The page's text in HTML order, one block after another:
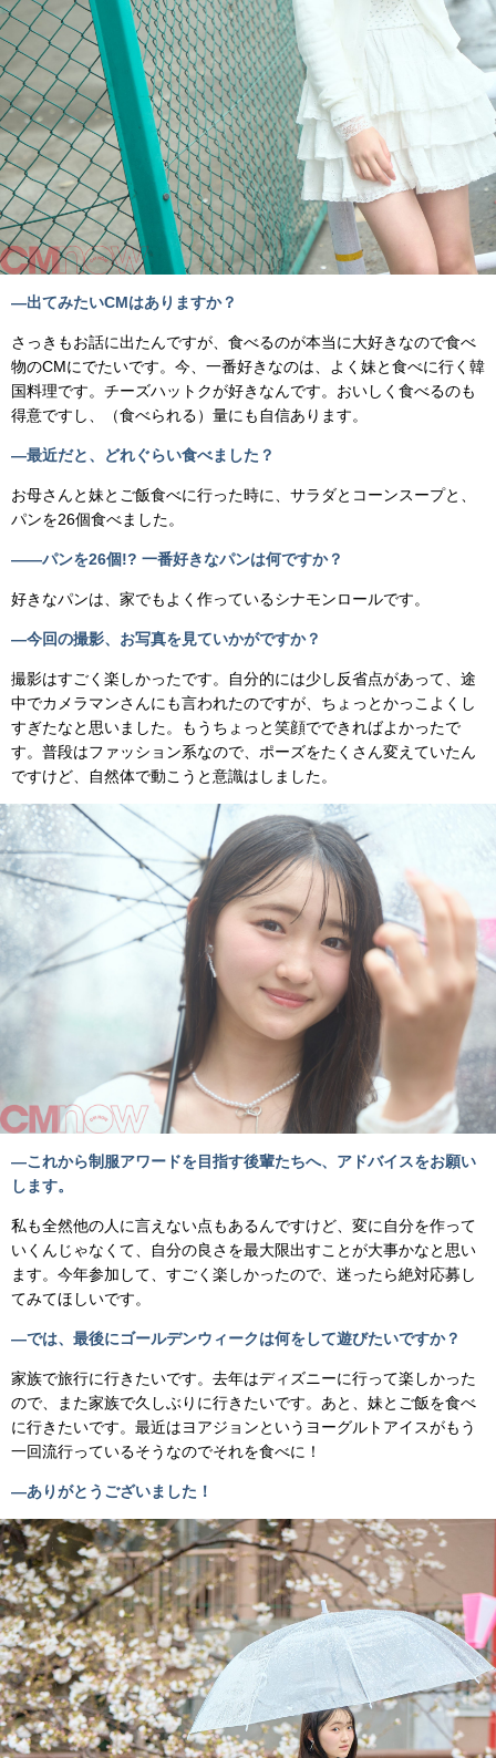
―出てみたいCMはありますか？
さっきもお話に出たんですが、食べるのが本当に大好きなので食べ
物のCMにでたいです。今、一番好きなのは、よく妹と食べに行く韓
国料理です。チーズハットクが好きなんです。おいしく食べるのも
得意ですし、（食べられる）量にも自信あります。
―最近だと、どれぐらい食べました？
お母さんと妹とご飯食べに行った時に、サラダとコーンスープと、
パンを26個食べました。
――パンを26個!? 一番好きなパンは何ですか？
好きなパンは、家でもよく作っているシナモンロールです。
―今回の撮影、お写真を見ていかがですか？
撮影はすごく楽しかったです。自分的には少し反省点があって、途
中でカメラマンさんにも言われたのですが、ちょっとかっこよくし
すぎたなと思いました。もうちょっと笑顔でできればよかったで
す。普段はファッション系なので、ポーズをたくさん変えていたん
ですけど、自然体で動こうと意識はしました。
―これから制服アワードを目指す後輩たちへ、アドバイスをお願い
します。
私も全然他の人に言えない点もあるんですけど、変に自分を作って
いくんじゃなくて、自分の良さを最大限出すことが大事かなと思い
ます。今年参加して、すごく楽しかったので、迷ったら絶対応募し
てみてほしいです。
―では、最後にゴールデンウィークは何をして遊びたいですか？
家族で旅行に行きたいです。去年はディズニーに行って楽しかった
ので、また家族で久しぶりに行きたいです。あと、妹とご飯を食べ
に行きたいです。最近はヨアジョンというヨーグルトアイスがもう
一回流行っているそうなのでそれを食べに！
―ありがとうございました！